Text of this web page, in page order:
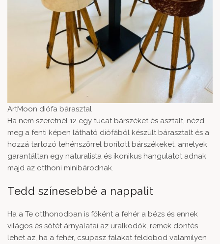
ArtMoon diófa bárasztal
Ha nem szeretnél 12 egy tucat bárszéket és asztalt, nézd
meg a fenti képen látható diófából készült bárasztalt és a
hozzá tartozó tehénszőrrel borított bárszékeket, amelyek
garantáltan egy naturalista és ikonikus hangulatot adnak
majd az otthoni minibárodnak.
Tedd színesebbé a nappalit
Ha a Te otthonodban is főként a fehér a bézs és ennek
világos és sötét árnyalatai az uralkodók, remek döntés
lehet az, ha a fehér, csupasz falakat feldobod valamilyen